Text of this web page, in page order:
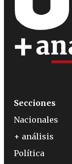
Secciones
Nacionales
+ análisis
Política